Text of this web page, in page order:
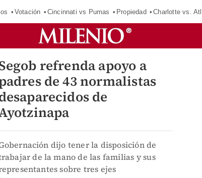
Votación Cincinnati vs Pumas Propiedad Charlotte vs.
refrenda apoyo a
de 43 normalistas
de
dijo tener la disposición de
de la mano de las familias y sus
sobre tres ejes